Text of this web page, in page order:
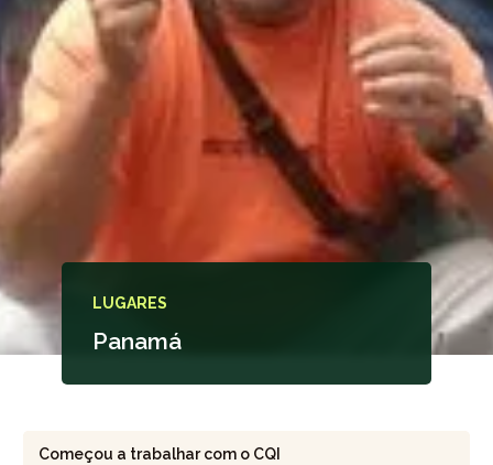
LUGARES
Panamá
Começou a trabalhar com o CQI